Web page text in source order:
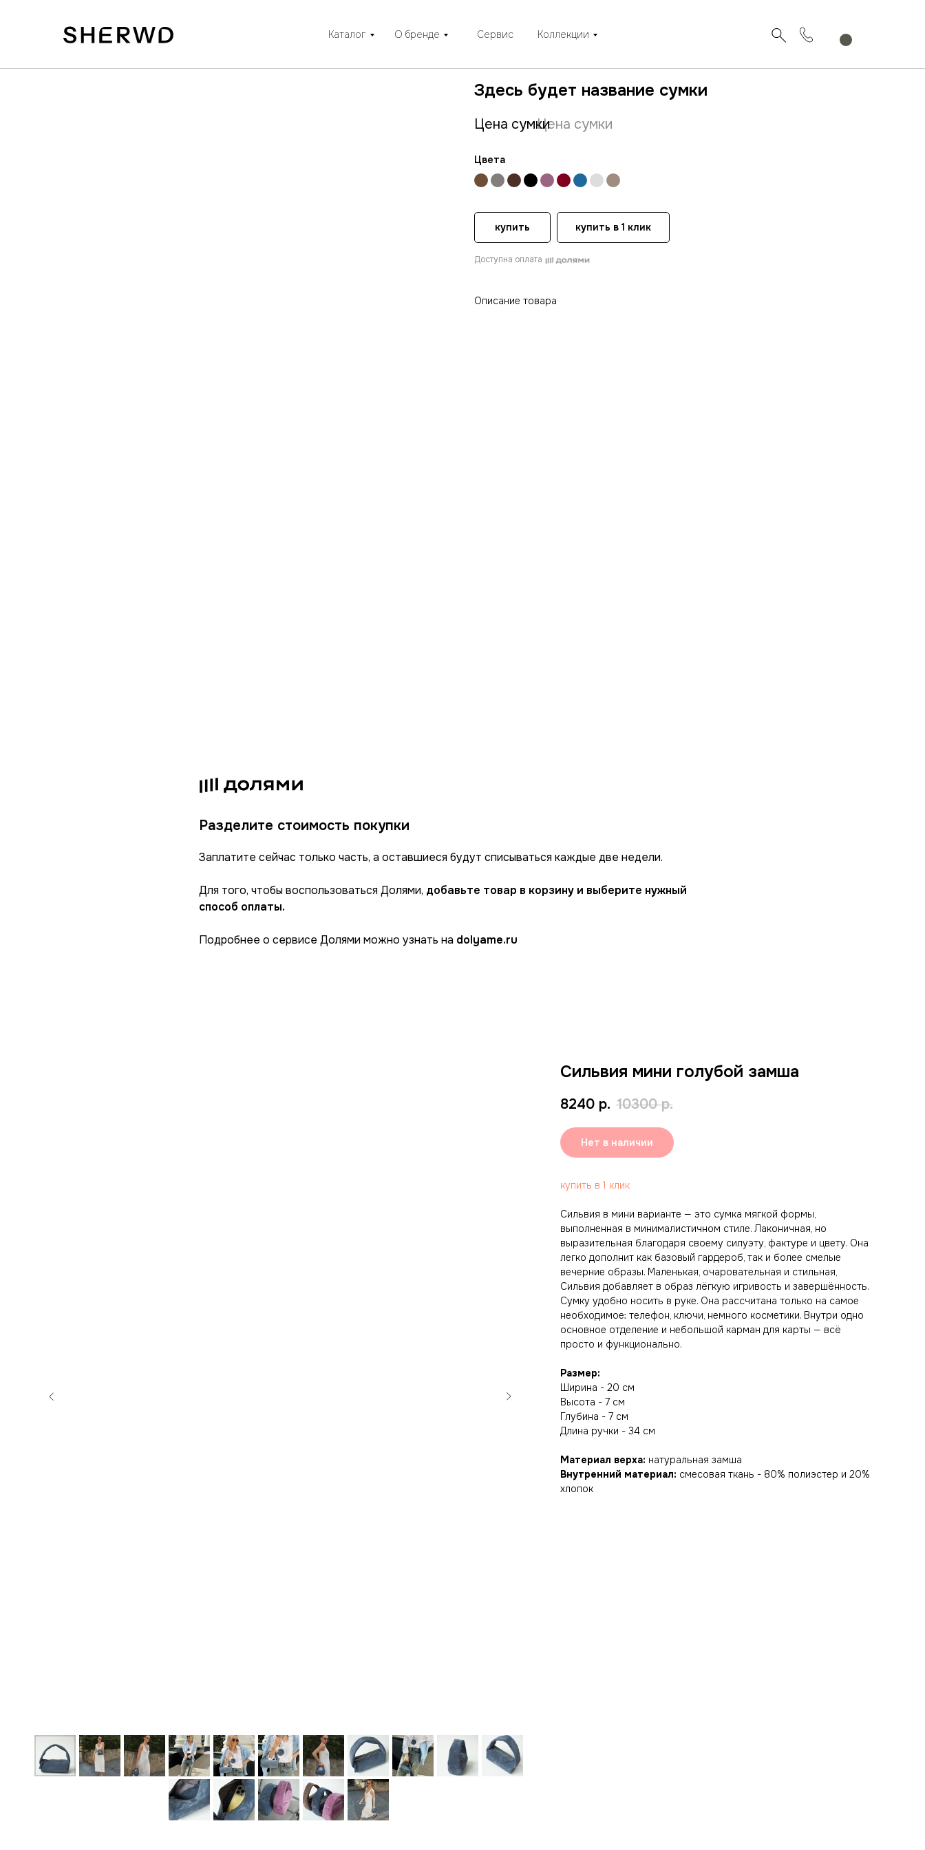
Каталог О бренде Сервис Коллекции
Описание товара
Цена сумки
Цена сумки
Цвета
Здесь будет название сумки
купить купить в 1 клик
Доступна оплата
Заплатите сейчас только часть, а оставшиеся будут списываться каждые две недели.
Для того, чтобы воспользоваться Долями, добавьте товар в корзину и выберите нужный
способ оплаты.
Подробнее о сервисе Долями можно узнать на dolyame.ru
Разделите стоимость покупки
Сильвия мини голубой замша
8240 р. 10300 р.
Нет в наличии
купить в 1 клик
Сильвия в мини варианте — это сумка мягкой формы,
выполненная в минималистичном стиле. Лаконичная, но
выразительная благодаря своему силуэту, фактуре и цвету. Она
легко дополнит как базовый гардероб, так и более смелые
вечерние образы. Маленькая, очаровательная и стильная,
Сильвия добавляет в образ лёгкую игривость и завершённость.
Сумку удобно носить в руке. Она рассчитана только на самое
необходимое: телефон, ключи, немного косметики. Внутри одно
основное отделение и небольшой карман для карты — всё
просто и функционально.
Размер:
Ширина - 20 см
Высота - 7 см
Глубина - 7 см
Длина ручки - 34 см
Материал верха: натуральная замша
Внутренний материал: смесовая ткань - 80% полиэстер и 20%
хлопок